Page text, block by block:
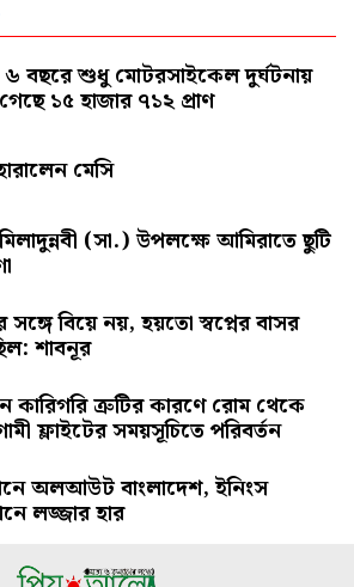
যেন দলীয় ইতিহাসের জায়গা না হয়:
৬ বছরে শুধু মোটরসাইকেল দুর্ঘটনায়
১৫ হাজার ৭১২ প্রাণ
মেসি
(সা.) উপলক্ষে আমিরাতে ছুটি
বিয়ে নয়, হয়তো স্বপ্নের বাসর
শাবনূর
কারিগরি ত্রুটির কারণে রোম থেকে
ফ্লাইটের সময়সূচিতে পরিবর্তন
অলআউট বাংলাদেশ, ইনিংস
লজ্জার হার